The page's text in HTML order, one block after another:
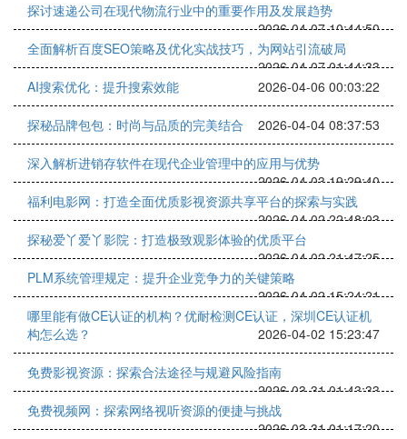
探讨速递公司在现代物流行业中的重要作用及发展趋势
2026-04-07 10:44:50
全面解析百度SEO策略及优化实战技巧，为网站引流破局
2026-04-07 01:44:33
AI搜索优化：提升搜索效能
2026-04-06 00:03:22
探秘品牌包包：时尚与品质的完美结合 2026-04-04 08:37:53
深入解析进销存软件在现代企业管理中的应用与优势
2026-04-03 19:29:40
福利电影网：打造全面优质影视资源共享平台的探索与实践
2026-04-02 22:48:03
探秘爱丫爱丫影院：打造极致观影体验的优质平台
2026-04-02 21:47:25
PLM系统管理规定：提升企业竞争力的关键策略
2026-04-02 15:24:21
哪里能有做CE认证的机构？优耐检测CE认证，深圳CE认证机
构怎么选？
2026-04-02 15:23:47
免费影视资源：探索合法途径与规避风险指南
2026-03-31 01:43:33
免费视频网：探索网络视听资源的便捷与挑战
2026-03-31 01:17:20